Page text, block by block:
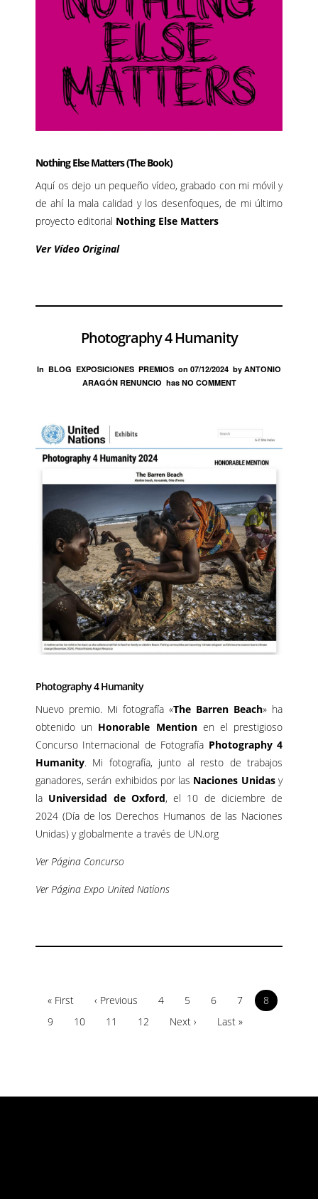
Nothing Else Matters (The Book)
Aquí os dejo un pequeño vídeo, grabado con mi móvil y
de ahí la mala calidad y los desenfoques, de mi último
proyecto editorial Nothing Else Matters
Ver Vídeo Original
Photography 4 Humanity
In BLOG EXPOSICIONES PREMIOS on 07/12/2024 by ANTONIO
ARAGÓN RENUNCIO has NO COMMENT
Photography 4 Humanity
Nuevo premio. Mi fotografía «The Barren Beach» ha
obtenido un Honorable Mentionen el prestigioso
Concurso Internacional de Fotografía Photography 4
Humanity. Mi fotografía, junto al resto de trabajos
ganadores, serán exhibidos por las Naciones Unidasy
la Universidad de Oxford, el 10 de diciembre de
2024 (Día de los Derechos Humanos de las Naciones
Unidas) y globalmente a través de UN.org
Ver Página Concurso
Ver Página Expo United Nations
« First ‹ Previous 4 5 6 7
8
9
10 11 12 Next › Last »